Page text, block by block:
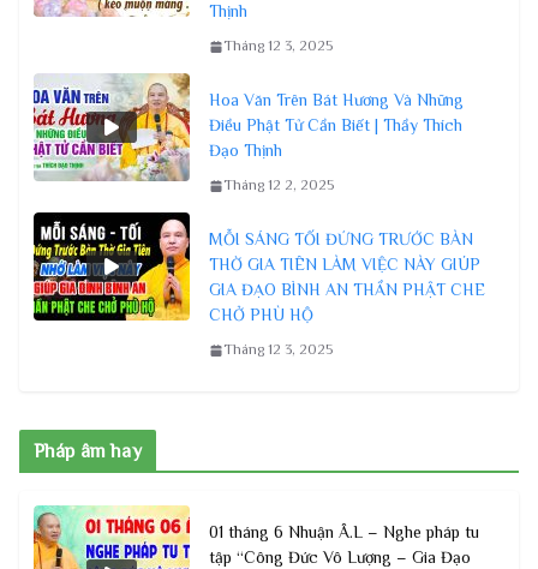
Thịnh
Tháng 12 3, 2025
Hoa Văn Trên Bát Hương Và Những
Điều Phật Tử Cần Biết | Thầy Thích
Đạo Thịnh
Tháng 12 2, 2025
MỖI SÁNG TỐI ĐỨNG TRƯỚC BÀN
THỜ GIA TIÊN LÀM VIỆC NÀY GIÚP
GIA ĐẠO BÌNH AN THẦN PHẬT CHE
CHỞ PHÙ HỘ
Tháng 12 3, 2025
Pháp âm hay
01 tháng 6 Nhuận Â.L – Nghe pháp tu
tập “Công Đức Vô Lượng – Gia Đạo